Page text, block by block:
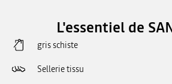
L'essentiel de
gris schiste
Sellerie tissu